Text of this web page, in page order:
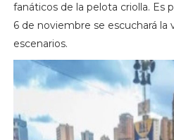
fanáticos de la pelota criolla. Es
6 de noviembre se escuchará la
escenarios.